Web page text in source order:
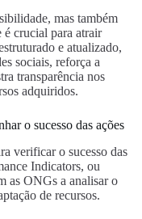
mas também
é crucial para atrair
e atualizado,
sociais, reforça a
transparência nos
adquiridos.
o sucesso das ações
verificar o sucesso das
Indicators, ou
as ONGs a analisar o
de recursos.